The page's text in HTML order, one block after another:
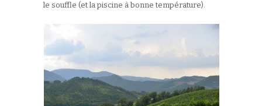
le souffle (et la piscine à bonne température).